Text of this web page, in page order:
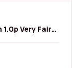
Very Fair